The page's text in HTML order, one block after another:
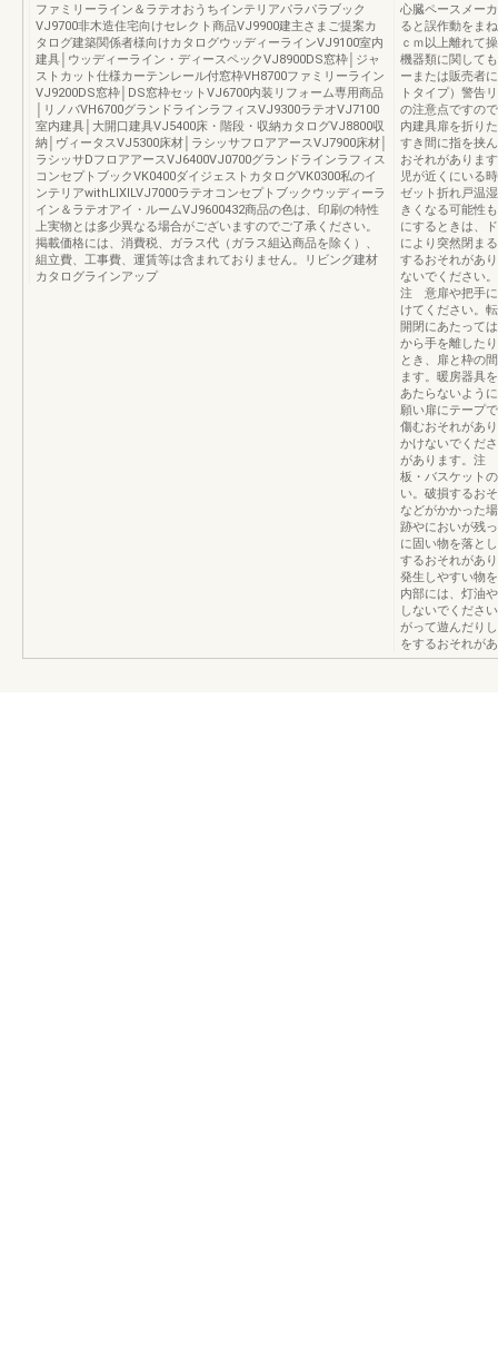
ファミリーライン＆ラテオおうちインテリアパラパラブック
VJ9700非木造住宅向けセレクト商品VJ9900建主さまご提案カ
タログ建築関係者様向けカタログウッディーラインVJ9100室内
建具│ウッディーライン・ディースペックVJ8900DS窓枠│ジャ
ストカット仕様カーテンレール付窓枠VH8700ファミリーライン
VJ9200DS窓枠│DS窓枠セットVJ6700内装リフォーム専用商品
│リノバVH6700グランドラインラフィスVJ9300ラテオVJ7100
室内建具│大開口建具VJ5400床・階段・収納カタログVJ8800収
納│ヴィータスVJ5300床材│ラシッサフロアアースVJ7900床材│
ラシッサDフロアアースVJ6400VJ0700グランドラインラフィス
コンセプトブックVK0400ダイジェストカタログVK0300私のイ
ンテリアwithLIXILVJ7000ラテオコンセプトブックウッディーラ
イン＆ラテオアイ・ルームVJ9600432商品の色は、印刷の特性
上実物とは多少異なる場合がございますのでご了承ください。
掲載価格には、消費税、ガラス代（ガラス組込商品を除く）、
組立費、工事費、運賃等は含まれておりません。リビング建材
カタログラインアップ
心臓ペースメー
ると誤作動をま
ｃｍ以上離れて
機器類に関して
ーまたは販売者
トタイプ）警告
の注意点ですの
内建具扉を折り
すき間に指を挟
おそれがありま
児が近くにいる
ゼット折れ戸温
きくなる可能性
にするときは、
により突然閉ま
するおそれがあ
ないでください
注 意扉や把手に
けてください。
開閉にあたって
から手を離した
とき、扉と枠の
ます。暖房器具
あたらないよう
願い扉にテープ
傷むおそれがあ
かけないでくだ
があります。注
板・バスケット
い。破損するお
などがかかった
跡やにおいが残
に固い物を落と
するおそれがあ
発生しやすい物
内部には、灯油
しないでくださ
がって遊んだり
をするおそれが